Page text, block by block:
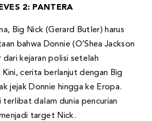
2: PANTERA
Big Nick (Gerard Butler) harus
bahwa Donnie (O’Shea Jackson
dari kejaran polisi setelah
cerita berlanjut dengan Big
jejak Donnie hingga ke Eropa.
terlibat dalam dunia pencurian
target Nick.